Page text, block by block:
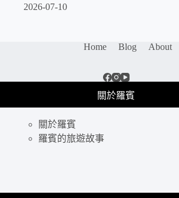
2026-07-10
Home Blog About
關於羅賓
關於羅賓
羅賓的旅遊故事